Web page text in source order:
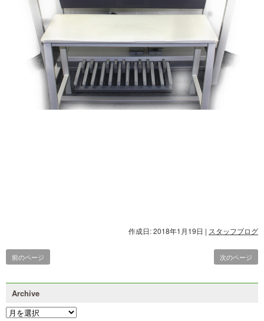
作成日: 2018年1月19日 | スタッフブログ
前のページ 次のページ
Archive